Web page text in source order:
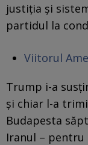
justiția și
partidul la
Viitorul
Trump i-a
și chiar l-a
Budapesta
Iranul – pentru